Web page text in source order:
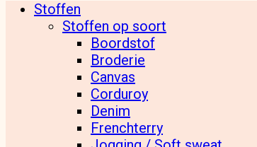
Stoffen
Stoffen op soort
Boordstof
Broderie
Canvas
Corduroy
Denim
Frenchterry